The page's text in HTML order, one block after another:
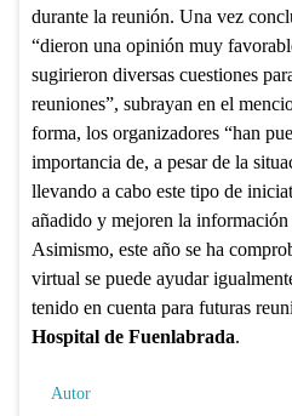
durante la reunión. Una vez
“dieron una opinión muy
sugirieron diversas cuestiones
reuniones”, subrayan en el
forma, los organizadores “han
importancia de, a pesar de la
llevando a cabo este tipo de
añadido y mejoren la información
Asimismo, este año se ha
virtual se puede ayudar
tenido en cuenta para futuras
Hospital de Fuenlabrada.
Autor